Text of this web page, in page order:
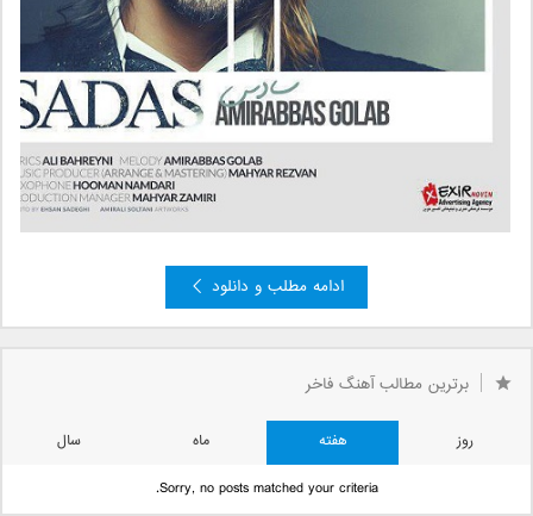
ادامه مطلب و دانلود
برترین مطالب آهنگ فاخر
روز هفته ماه
سال
Sorry, no posts matched your criteria.